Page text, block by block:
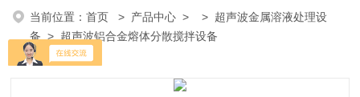
当前位置：首页 > 产品中心 > > 超声波金属溶液处理设
备 > 超声波铝合金熔体分散搅拌设备